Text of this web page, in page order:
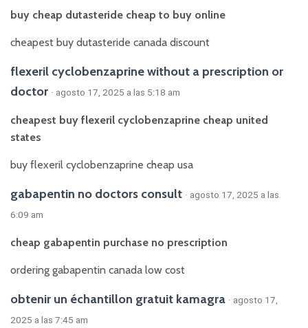
buy cheap dutasteride cheap to buy online
cheapest buy dutasteride canada discount
flexeril cyclobenzaprine without a prescription or
doctor · agosto 17, 2025 a las 5:18 am
cheapest buy flexeril cyclobenzaprine cheap united
states
buy flexeril cyclobenzaprine cheap usa
gabapentin no doctors consult · agosto 17, 2025 a las
6:09 am
cheap gabapentin purchase no prescription
ordering gabapentin canada low cost
obtenir un échantillon gratuit kamagra · agosto 17,
2025 a las 7:45 am